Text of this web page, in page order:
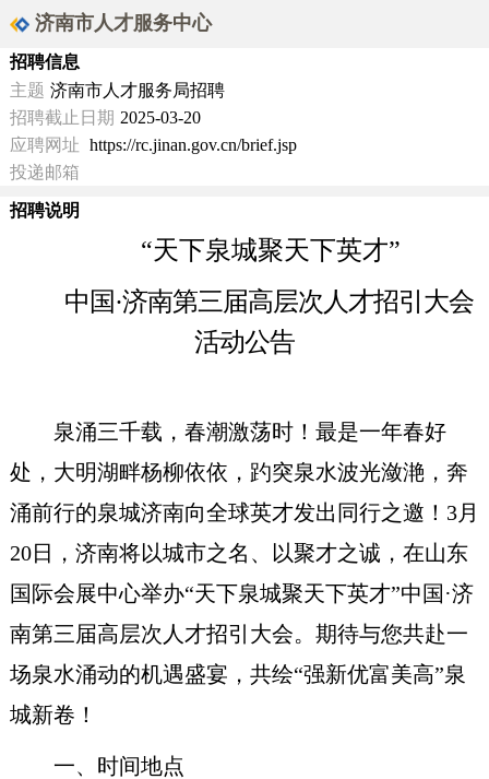
济南市人才服务中心
招聘信息
主题 济南市人才服务局招聘
招聘截止日期 2025-03-20
应聘网址 https://rc.jinan.gov.cn/brief.jsp
投递邮箱
招聘说明
“天下泉城聚天下英才”
中国·济南第三届高层次人才招引大会
活动公告
泉涌三千载，春潮激荡时！最是一年春好
处，大明湖畔杨柳依依，趵突泉水波光潋滟，奔
涌前行的泉城济南向全球英才发出同行之邀！ 3月
20日，济南将以城市之名、以聚才之诚，在山东
国际会展中心举办“天下泉城聚天下英才”中国·济
南第三届高层次人才招引大会。期待与您共赴一
场泉水涌动的机遇盛宴，共绘“强新优富美高”泉
城新卷！
一、时间地点